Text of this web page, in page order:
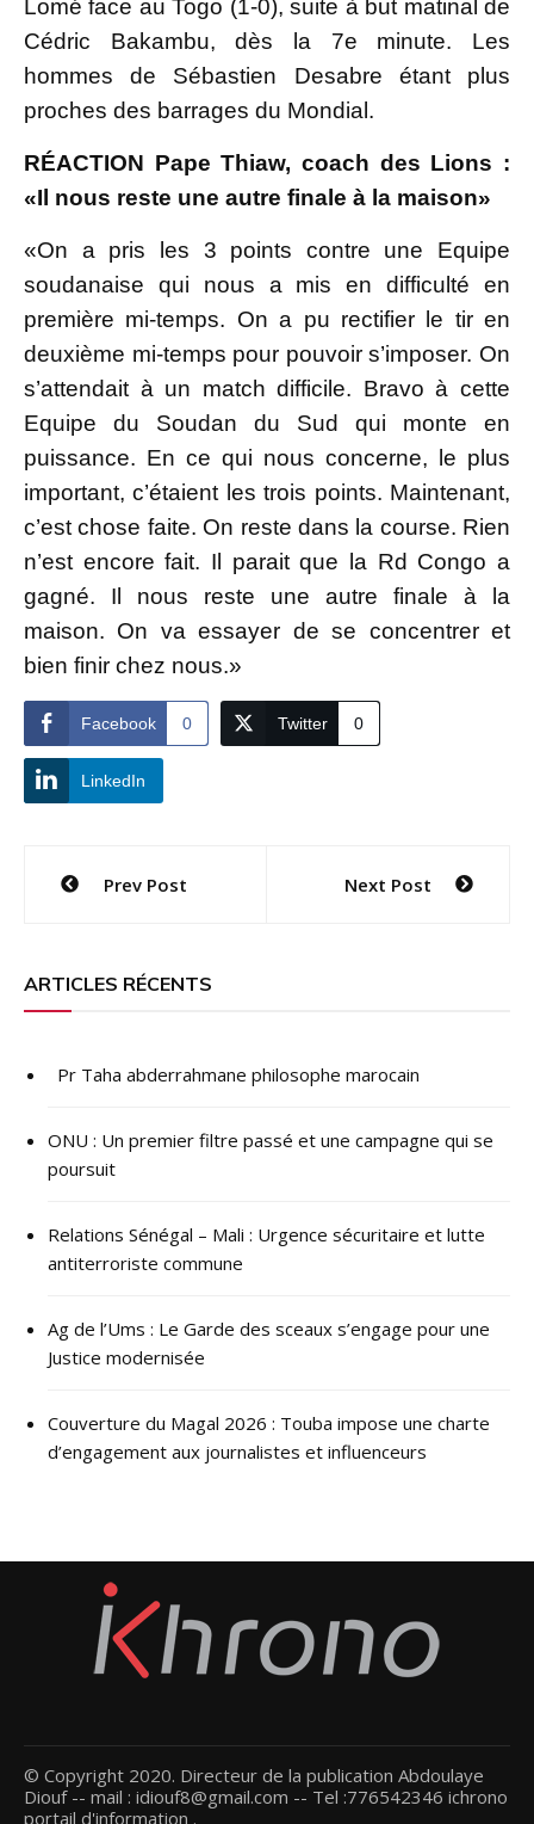
Lomé face au Togo (1-0), suite à but matinal de
Cédric Bakambu, dès la 7e minute. Les
hommes de Sébastien Desabre étant plus
proches des barrages du Mondial.
RÉACTION Pape Thiaw, coach des Lions :
«Il nous reste une autre finale à la maison»
«On a pris les 3 points contre une Equipe
soudanaise qui nous a mis en difficulté en
première mi-temps. On a pu rectifier le tir en
deuxième mi-temps pour pouvoir s’imposer. On
s’attendait à un match difficile. Bravo à cette
Equipe du Soudan du Sud qui monte en
puissance. En ce qui nous concerne, le plus
important, c’étaient les trois points. Maintenant,
c’est chose faite. On reste dans la course. Rien
n’est encore fait. Il parait que la Rd Congo a
gagné. Il nous reste une autre finale à la
maison. On va essayer de se concentrer et
bien finir chez nous.»
Facebook 0 Twitter 0
LinkedIn
Navigation
l’article
Prev Post Next Post
ARTICLES RÉCENTS
Pr Taha abderrahmane philosophe marocain
ONU : ​Un premier filtre passé et une campagne qui se
poursuit
Relations Sénégal – Mali : Urgence sécuritaire et lutte
antiterroriste commune
Ag de l’Ums : Le Garde des sceaux s’engage pour une
Justice modernisée
Couverture du Magal 2026 : Touba impose une charte
d’engagement aux journalistes et influenceurs
© Copyright 2020. Directeur de la publication Abdoulaye
Diouf -- mail : idiouf8@gmail.com -- Tel :776542346 ichrono
portail d'information .